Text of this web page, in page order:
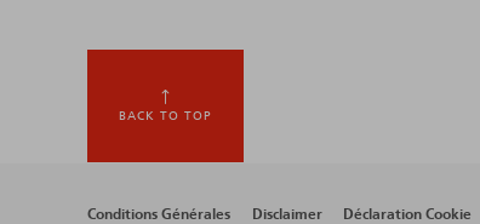
BACK TO TOP
Conditions Générales Disclaimer Déclaration Cookie